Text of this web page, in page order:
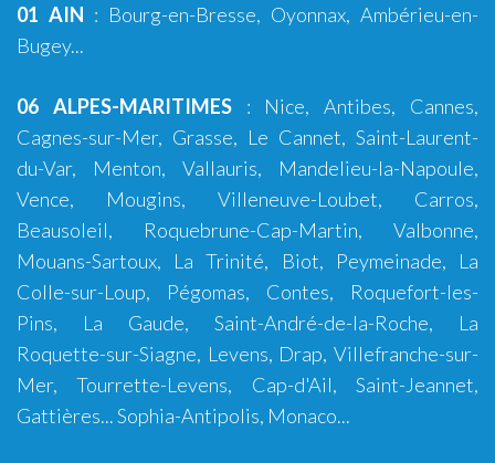
01 AIN : Bourg-en-Bresse, Oyonnax, Ambérieu-en-
Bugey...
06 ALPES-MARITIMES: Nice,Antibes, Cannes,
Cagnes-sur-Mer, Grasse, Le Cannet, Saint-Laurent-
du-Var, Menton, Vallauris, Mandelieu-la-Napoule,
Vence, Mougins, Villeneuve-Loubet, Carros,
Beausoleil, Roquebrune-Cap-Martin, Valbonne,
Mouans-Sartoux, La Trinité, Biot, Peymeinade, La
Colle-sur-Loup, Pégomas, Contes, Roquefort-les-
Pins, La Gaude, Saint-André-de-la-Roche, La
Roquette-sur-Siagne, Levens, Drap, Villefranche-sur-
Mer, Tourrette-Levens, Cap-d'Ail, Saint-Jeannet,
Gattières...Sophia-Antipolis, Monaco...